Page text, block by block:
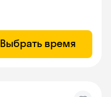
Выбрать время